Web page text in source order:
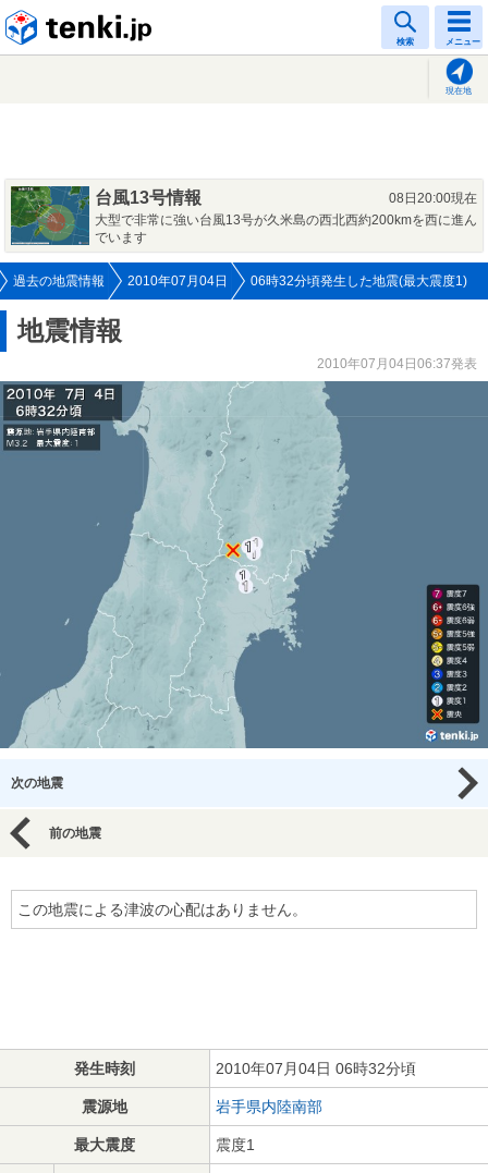
検索 メニュー
現在地
台風13号情報
08日20:00現在
大型で非常に強い台風13号が久米島の西北西約200kmを西に進ん
でいます
過去の地震情報 2010年07月04日 06時32分頃発生した地震(最大震度1)
地震情報
2010年07月04日06:37発表
次の地震
前の地震
この地震による津波の心配はありません。
発生時刻 2010年07月04日 06時32分頃
震源地 岩手県内陸南部
最大震度 震度1